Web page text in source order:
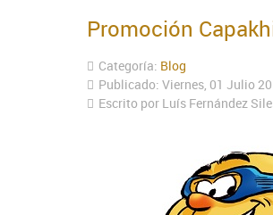
Promoción
Categoría: Blog
Publicado: Viernes, 01 Julio
Escrito por Luís Fernández